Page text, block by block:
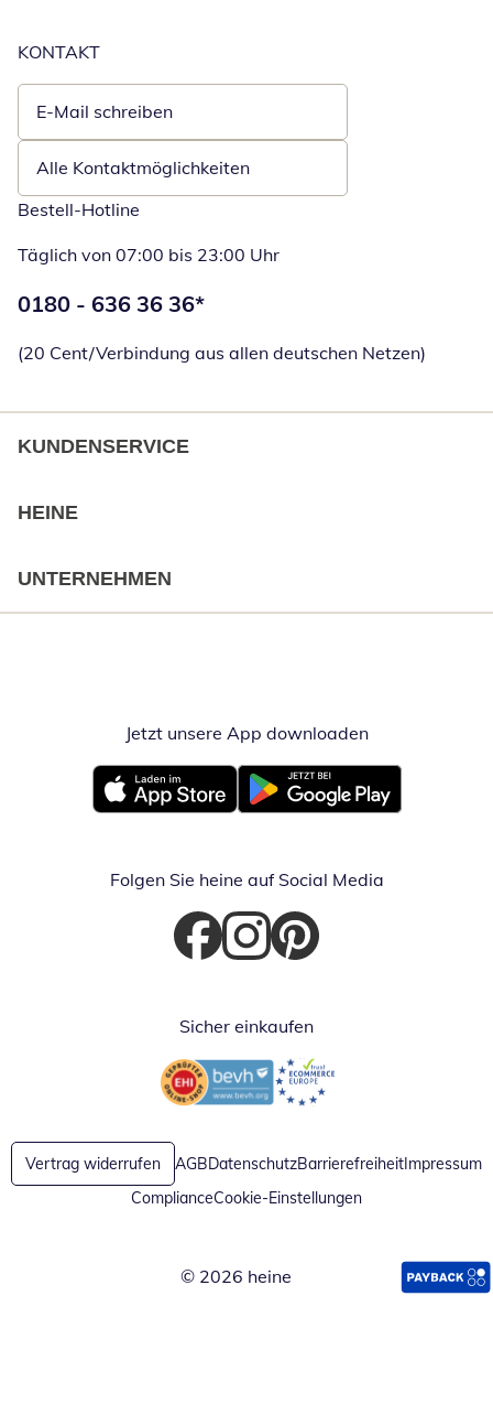
KONTAKT
E-Mail schreiben
Öffnet E-Mail-Client
Alle Kontaktmöglichkeiten
Bestell-Hotline
Täglich von 07:00 bis 23:00 Uhr
Telefonnummer:
0180 - 636 36 36*
(20 Cent/Verbindung aus allen deutschen Netzen)
KUNDENSERVICE
HEINE
UNTERNEHMEN
Jetzt unsere App downloadenÖffnet in
Öffnet in neuem FensterÖffnet in neuem Fenster
Folgen Sie heine auf Social Media
Öffnet in neuem Fenster
Öffnet in neuem Fenster
Öffnet in neuem Fenster
Sicher einkaufen
Öffnet in neuem FensterÖffnet in neuem Fenster
Vertrag widerrufen AGBDatenschutzBarrierefreiheitImpressum
ComplianceCookie-Einstellungen
© 2026 heine